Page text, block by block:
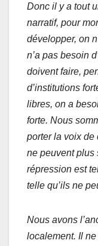
Donc il y a tout
narratif, pour
développer, on
n’a pas besoin
doivent faire,
d’institutions
libres, on a
forte. Nous
porter la voix de
ne peuvent plus
répression est
telle qu’ils ne
Nous avons
localement. Il